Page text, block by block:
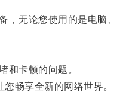
无论您使用的是电脑
卡顿的问题。
畅享全新的网络世界。